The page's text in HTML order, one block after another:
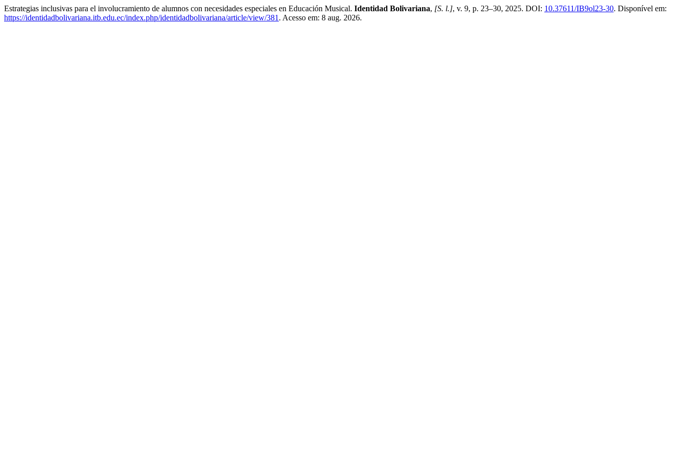
Estrategias inclusivas para el involucramiento de alumnos con necesidades especiales en Educación Musical. Identidad Bolivariana, [S. l.], v. 9, p. 23–30, 2025. DOI: 10.37611/IB9ol23-30. Disponível em:
https://identidadbolivariana.itb.edu.ec/index.php/identidadbolivariana/article/view/381 . Acesso em: 8 aug. 2026.